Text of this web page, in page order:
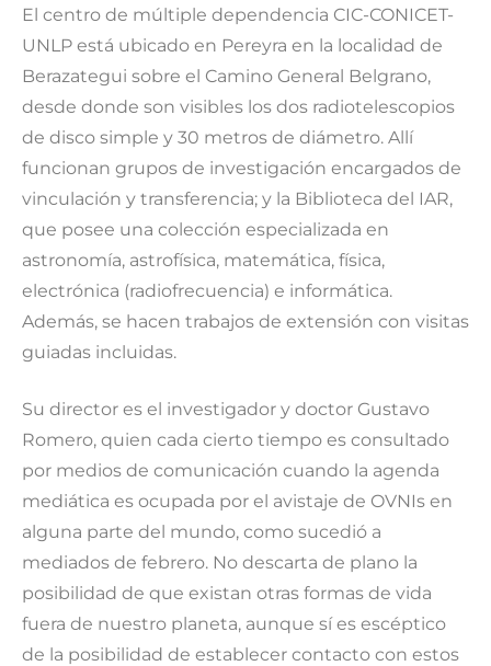
El centro de múltiple dependencia CIC-CONICET-
UNLP está ubicado en Pereyra en la localidad de
Berazategui sobre el Camino General Belgrano,
desde donde son visibles los dos radiotelescopios
de disco simple y 30 metros de diámetro. Allí
funcionan grupos de investigación encargados de
vinculación y transferencia; y la Biblioteca del IAR,
que posee una colección especializada en
astronomía, astrofísica, matemática, física,
electrónica (radiofrecuencia) e informática.
Además, se hacen trabajos de extensión con visitas
guiadas incluidas.
Su director es el investigador y doctor Gustavo
Romero, quien cada cierto tiempo es consultado
por medios de comunicación cuando la agenda
mediática es ocupada por el avistaje de OVNIs en
alguna parte del mundo, como sucedió a
mediados de febrero. No descarta de plano la
posibilidad de que existan otras formas de vida
fuera de nuestro planeta, aunque sí es escéptico
de la posibilidad de establecer contacto con estos